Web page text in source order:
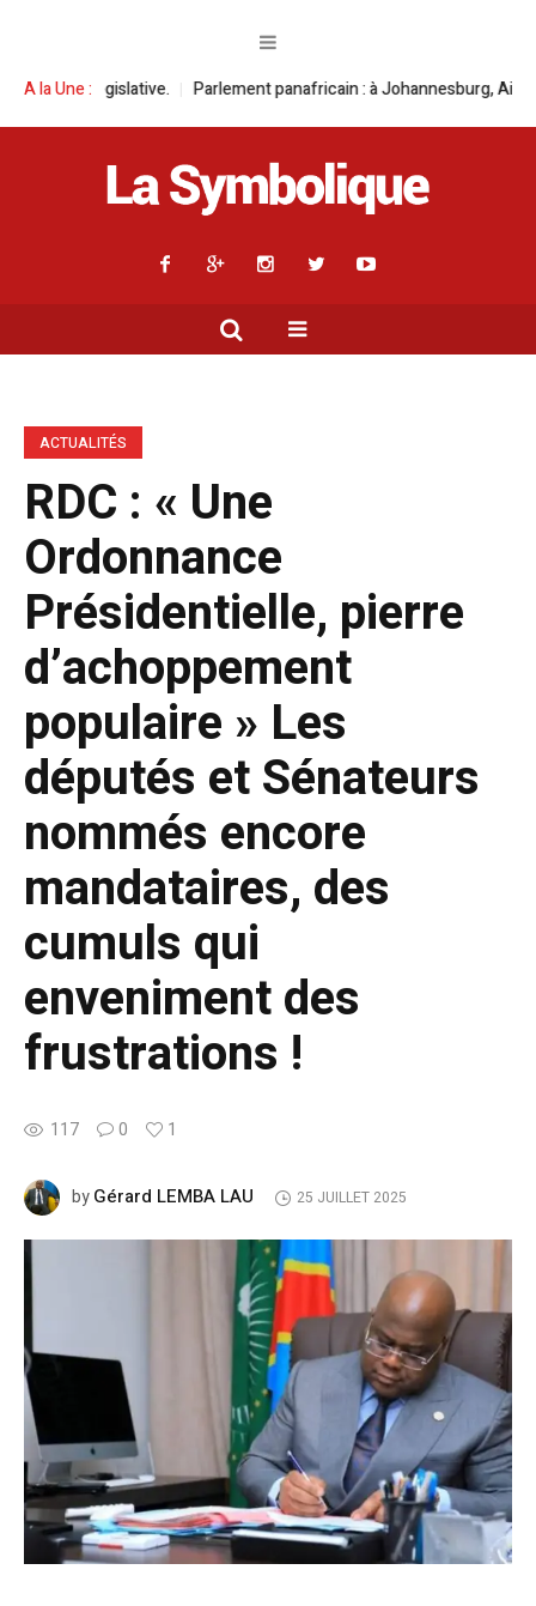
A la Une :
Parlement panafricain : à Johannesburg, Aimé Boji Sangara
ACTUALITÉS
RDC : « Une
Ordonnance
Présidentielle, pierre
d’achoppement
populaire » Les
députés et Sénateurs
nommés encore
mandataires, des
cumuls qui
enveniment des
frustrations !
117 0 1
byGérard LEMBA LAU 25 JUILLET 2025